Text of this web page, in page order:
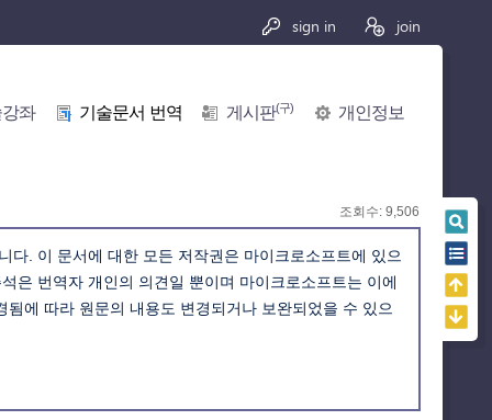
sign in join
좌 기술문서 번역 게시판(구) 개인정보
조회수: 9,506
다. 이 문서에 대한 모든 저작권은 마이크로소프트에 있으
은 번역자 개인의 의견일 뿐이며 마이크로소프트는 이에
에 따라 원문의 내용도 변경되거나 보완되었을 수 있으